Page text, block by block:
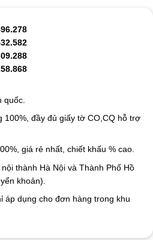
quốc.
100%, đầy đủ giấy tờ CO,CQ hỗ trợ
giá rẻ nhất, chiết khấu % cao.
thành Hà Nội và Thành Phố Hồ
khoản).
áp dụng cho đơn hàng trong khu